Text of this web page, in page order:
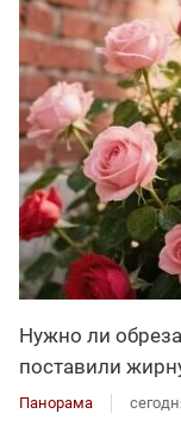
Нужно ли
поставили
Панорама